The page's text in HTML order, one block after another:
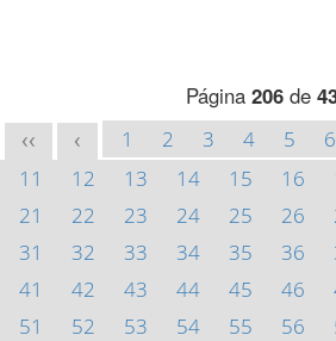
Página 206de
<< < 1 2 3 4 5 6
11
12 13 14 15 16
21
22 23 24 25 26
31
32 33 34 35 36
41
42 43 44 45 46
51
52 53 54 55 56